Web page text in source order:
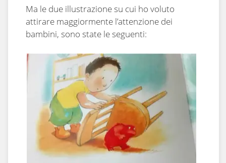
Ma le due illustrazione su cui ho voluto
attirare maggiormente l’attenzione dei
bambini, sono state le seguenti: